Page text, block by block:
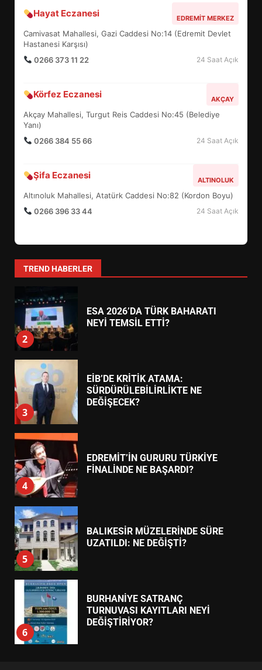
Hayat Eczanesi EDREMIT MERKEZ
Camivasat Mahallesi, Gazi Caddesi No:14 (Edremit Devlet
Hastanesi Karşısı)
0266 373 11 22
24 Saat Açık
Körfez Eczanesi AKÇAY
Akçay Mahallesi, Turgut Reis Caddesi No:45 (Belediye
Yanı)
0266 384 55 66
24 Saat Açık
Şifa Eczanesi ALTINOLUK
Altınoluk Mahallesi, Atatürk Caddesi No:82 (Kordon Boyu)
0266 396 33 44
24 Saat Açık
TREND HABERLER
5
BALIKESİR MÜZELERİNDE SÜRE
UZATILDI: NE DEĞİŞTİ?
6
TURNUVASI KAYITLARI NEYİ
DEĞİŞTİRİYOR?
7
YENİ YÖNETİM NASIL
ŞEKİLLENDİ?
1
HAREKETE GEÇİYOR: GÖZLER
2
ESA 2026’DA TÜRK BAHARATI
NEYİ TEMSİL ETTİ?
3
EİB’DE KRİTİK ATAMA:
SÜRDÜRÜLEBİLİRLİKTE NE
DEĞİŞECEK?
4
EDREMİT’İN GURURU TÜRKİYE
FİNALİNDE NE BAŞARDI?
5
BALIKESİR MÜZELERİNDE SÜRE
UZATILDI: NE DEĞİŞTİ?
6
BURHANİYE SATRANÇ
TURNUVASI KAYITLARI NEYİ
DEĞİŞTİRİYOR?